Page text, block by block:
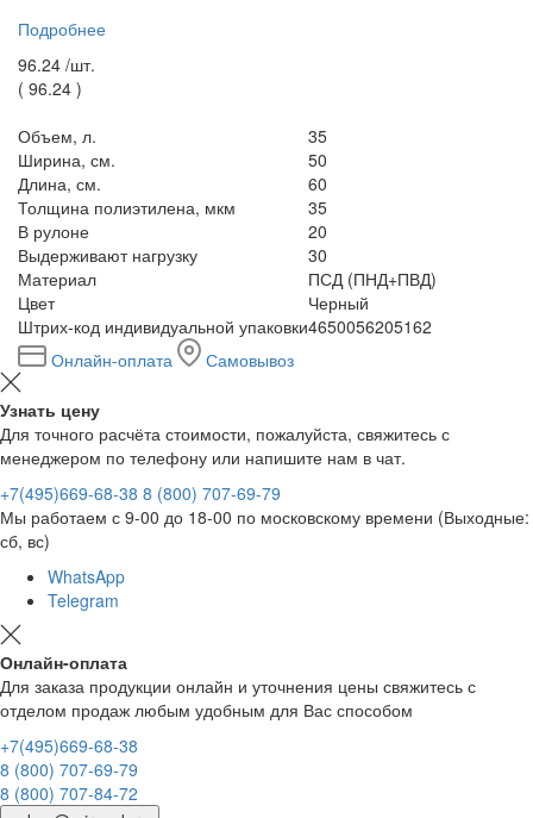
Подробнее
96.24 /шт.
( 96.24 )
Объем, л.
35
Ширина, см.
50
Длина, см.
60
Толщина полиэтилена, мкм
35
В рулоне
20
Выдерживают нагрузку
30
Материал
ПСД (ПНД+ПВД)
Цвет
Черный
Штрих-код индивидуальной упаковки4650056205162
Онлайн-оплата
Самовывоз
Узнать цену
Для точного расчёта стоимости, пожалуйста, свяжитесь с
менеджером по телефону или напишите нам в чат.
+7(495)669-68-38 8 (800) 707-69-79
Мы работаем с 9-00 до 18-00 по московскому времени (Выходные:
сб, вс)
WhatsApp
Telegram
Онлайн-оплата
Для заказа продукции онлайн и уточнения цены свяжитесь с
отделом продаж любым удобным для Вас способом
+7(495)669-68-38
8 (800) 707-69-79
8 (800) 707-84-72